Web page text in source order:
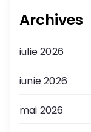
Archives
iulie 2026
iunie 2026
mai 2026